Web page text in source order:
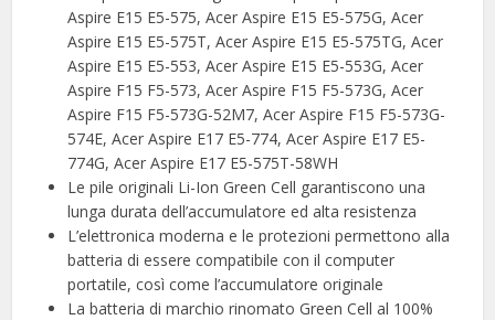
Aspire E15 E5-575, Acer Aspire E15 E5-575G, Acer
Aspire E15 E5-575T, Acer Aspire E15 E5-575TG, Acer
Aspire E15 E5-553, Acer Aspire E15 E5-553G, Acer
Aspire F15 F5-573, Acer Aspire F15 F5-573G, Acer
Aspire F15 F5-573G-52M7, Acer Aspire F15 F5-573G-
574E, Acer Aspire E17 E5-774, Acer Aspire E17 E5-
774G, Acer Aspire E17 E5-575T-58WH
Le pile originali Li-Ion Green Cell garantiscono una
lunga durata dell’accumulatore ed alta resistenza
L’elettronica moderna e le protezioni permettono alla
batteria di essere compatibile con il computer
portatile, così come l’accumulatore originale
La batteria di marchio rinomato Green Cell al 100%